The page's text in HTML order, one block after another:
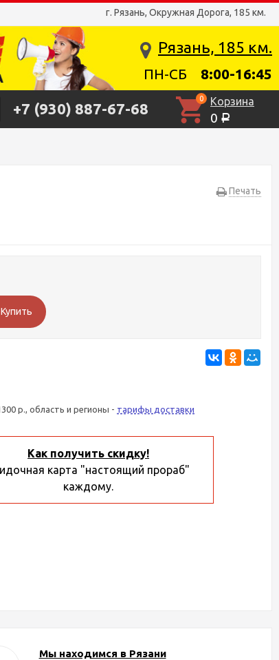
г. Рязань, Окружная Дорога, 185 км.
Рязань, 185 км.
ПН-СБ 8:00-16:45
+7 (930) 887-67-68
0 Корзина
0 Р
Печать
Купить
р., область и регионы - тарифы доставки
Как получить скидку!
карта "настоящий прораб"
каждому.
Мы находимся в Рязани